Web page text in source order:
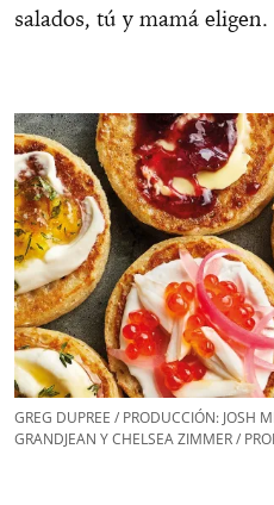
salados, tú y mamá eligen.
GREG DUPREE / PRODUCCIÓN: JOSH
GRANDJEAN Y CHELSEA ZIMMER /